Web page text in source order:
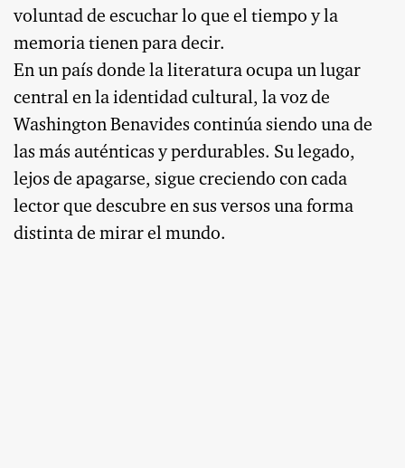
voluntad de escuchar lo que el tiempo y la
memoria tienen para decir.
En un país donde la literatura ocupa un lugar
central en la identidad cultural, la voz de
Washington Benavides continúa siendo una de
las más auténticas y perdurables. Su legado,
lejos de apagarse, sigue creciendo con cada
lector que descubre en sus versos una forma
distinta de mirar el mundo.